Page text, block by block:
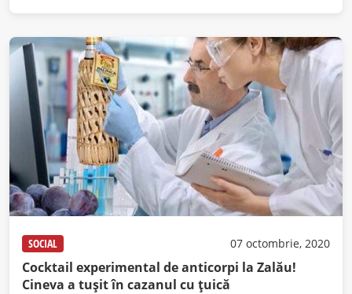
SOCIAL 07 octombrie, 2020
Cocktail experimental de anticorpi la Zalău!
Cineva a tuşit în cazanul cu ţuică